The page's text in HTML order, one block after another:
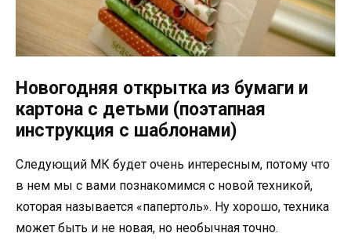
Новогодняя открытка из бумаги и
картона с детьми (поэтапная
инструкция с шаблонами)
Следующий МК будет очень интересным, потому что
в нем мы с вами познакомимся с новой техникой,
которая называется «папертоль». Ну хорошо, техника
может быть и не новая, но необычная точно.